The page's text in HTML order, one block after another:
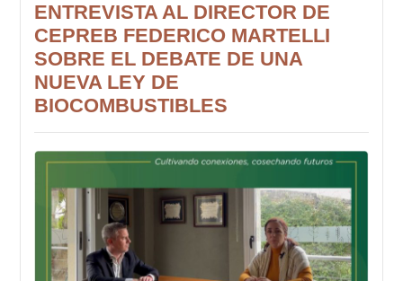
ENTREVISTA AL DIRECTOR DE
CEPREB FEDERICO MARTELLI
SOBRE EL DEBATE DE UNA
NUEVA LEY DE
BIOCOMBUSTIBLES